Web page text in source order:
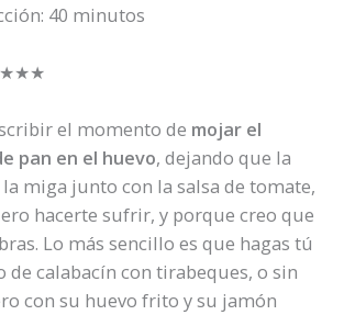
40 minutos
el momento de mojar el
pan en el huevo, dejando que la
miga junto con la salsa de tomate,
hacerte sufrir, y porque creo que
Lo más sencillo es que hagas tú
de calabacín con tirabeques, o sin
con su huevo frito y su jamón